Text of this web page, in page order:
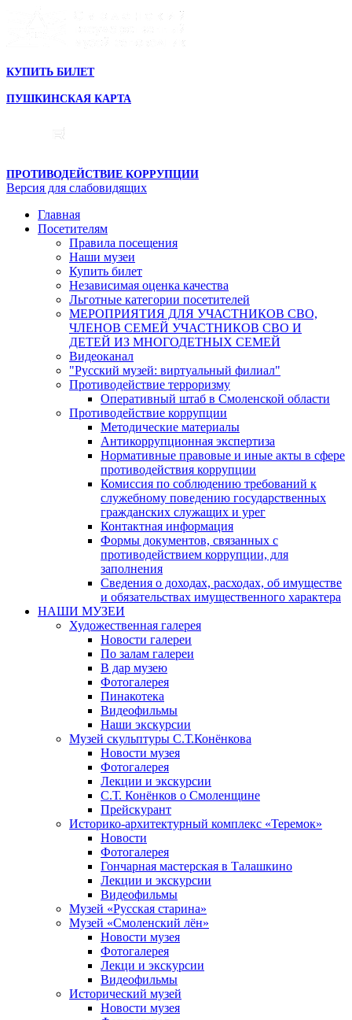
КУПИТЬ БИЛЕТ
ПУШКИНСКАЯ КАРТА
ПРОТИВОДЕЙСТВИЕ КОРРУПЦИИ
Версия для слабовидящих
Главная
Посетителям
Правила посещения
Наши музеи
Купить билет
Независимая оценка качества
Льготные категории посетителей
МЕРОПРИЯТИЯ ДЛЯ УЧАСТНИКОВ СВО,
ЧЛЕНОВ СЕМЕЙ УЧАСТНИКОВ СВО И
ДЕТЕЙ ИЗ МНОГОДЕТНЫХ СЕМЕЙ
Видеоканал
"Русский музей: виртуальный филиал"
Противодействие терроризму
Оперативный штаб в Смоленской области
Противодействие коррупции
Методические материалы
Антикоррупционная экспертиза
Нормативные правовые и иные акты в сфере
противодействия коррупции
Комиссия по соблюдению требований к
служебному поведению государственных
гражданских служащих и урег
Контактная информация
Формы документов, связанных с
противодействием коррупции, для
заполнения
Сведения о доходах, расходах, об имуществе
и обязательствах имущественного характера
НАШИ МУЗЕИ
Художественная галерея
Новости галереи
По залам галереи
В дар музею
Фотогалерея
Пинакотека
Видеофильмы
Наши экскурсии
Музей скульптуры С.Т.Конёнкова
Новости музея
Фотогалерея
Лекции и экскурсии
С.Т. Конёнков о Смоленщине
Прейскурант
Историко-архитектурный комплекс «Теремок»
Новости
Фотогалерея
Гончарная мастерская в Талашкино
Лекции и экскурсии
Видеофильмы
Музей «Русская старина»
Музей «Смоленский лён»
Новости музея
Фотогалерея
Лекци и экскурсии
Видеофильмы
Исторический музей
Новости музея